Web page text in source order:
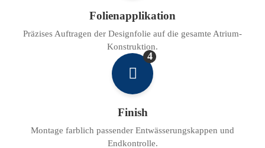
Folienapplikation
Präzises Auftragen der Designfolie auf die gesamte Atrium-
Konstruktion.
4
Finish
Montage farblich passender Entwässerungskappen und
Endkontrolle.